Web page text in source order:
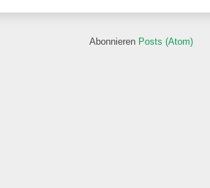
Abonnieren Posts (Atom)